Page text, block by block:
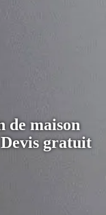
de maison
gratuit